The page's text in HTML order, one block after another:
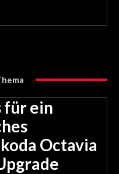
für ein
Octavia